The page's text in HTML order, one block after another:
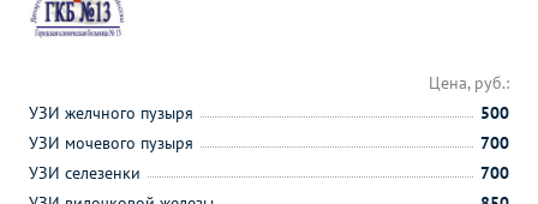
Цена, руб.:
УЗИ желчного пузыря
500
УЗИ мочевого пузыря
700
УЗИ селезенки
700